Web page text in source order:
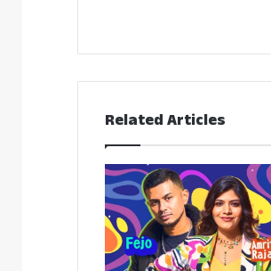
Related Articles